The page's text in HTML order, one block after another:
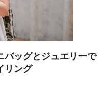
バッグとジュエリーで
リング